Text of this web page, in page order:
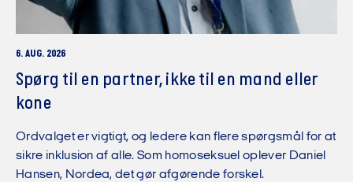
6. AUG. 2026
Spørg til en partner, ikke til en mand eller
kone
Ordvalget er vigtigt, og ledere kan flere spørgsmål for at
sikre inklusion af alle. Som homoseksuel oplever Daniel
Hansen, Nordea, det gør afgørende forskel.